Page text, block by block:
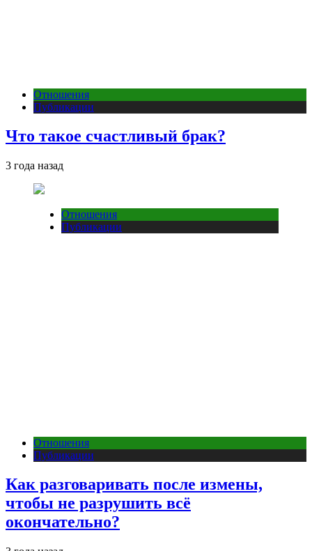
Отношения
Публикации
Что такое счастливый брак?
3 года назад
Отношения
Публикации
Отношения
Публикации
Как разговаривать после измены,
чтобы не разрушить всё
окончательно?